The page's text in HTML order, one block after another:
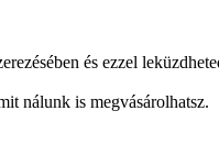
és ezzel
nálunk is megvásárolhatsz.